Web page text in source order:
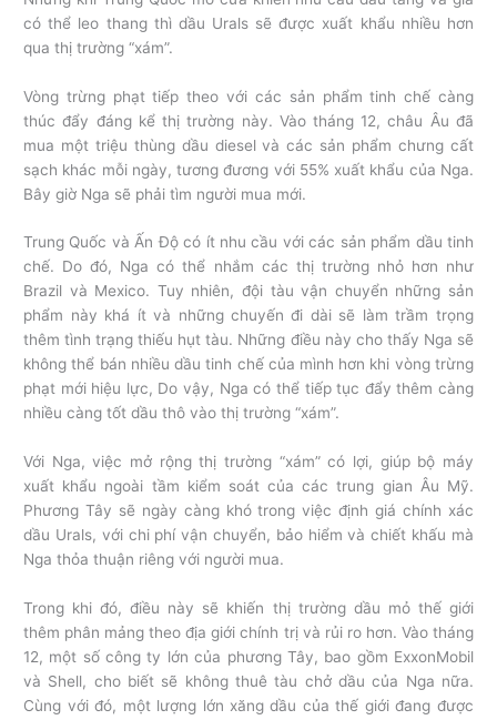
có thể leo thang thì dầu Urals sẽ được xuất khẩu nhiều hơn
qua thị trường “xám”.
Vòng trừng phạt tiếp theo với các sản phẩm tinh chế càng
thúc đẩy đáng kể thị trường này. Vào tháng 12, châu Âu đã
mua một triệu thùng dầu diesel và các sản phẩm chưng cất
sạch khác mỗi ngày, tương đương với 55% xuất khẩu của Nga.
Bây giờ Nga sẽ phải tìm người mua mới.
Trung Quốc và Ấn Độ có ít nhu cầu với các sản phẩm dầu tinh
chế. Do đó, Nga có thể nhắm các thị trường nhỏ hơn như
Brazil và Mexico. Tuy nhiên, đội tàu vận chuyển những sản
phẩm này khá ít và những chuyến đi dài sẽ làm trầm trọng
thêm tình trạng thiếu hụt tàu. Những điều này cho thấy Nga sẽ
không thể bán nhiều dầu tinh chế của mình hơn khi vòng trừng
phạt mới hiệu lực, Do vậy, Nga có thể tiếp tục đẩy thêm càng
nhiều càng tốt dầu thô vào thị trường “xám”.
Với Nga, việc mở rộng thị trường “xám” có lợi, giúp bộ máy
xuất khẩu ngoài tầm kiểm soát của các trung gian Âu Mỹ.
Phương Tây sẽ ngày càng khó trong việc định giá chính xác
dầu Urals, với chi phí vận chuyển, bảo hiểm và chiết khấu mà
Nga thỏa thuận riêng với người mua.
Trong khi đó, điều này sẽ khiến thị trường dầu mỏ thế giới
thêm phân mảng theo địa giới chính trị và rủi ro hơn. Vào tháng
12, một số công ty lớn của phương Tây, bao gồm ExxonMobil
và Shell, cho biết sẽ không thuê tàu chở dầu của Nga nữa.
Cùng với đó, một lượng lớn xăng dầu của thế giới đang được